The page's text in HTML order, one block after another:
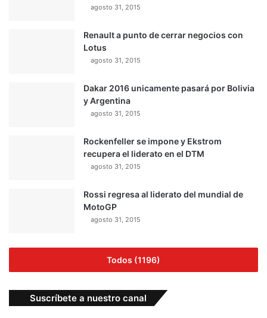
agosto 31, 2015
Renault a punto de cerrar negocios con
Lotus
agosto 31, 2015
Dakar 2016 unicamente pasará por Bolivia
y Argentina
agosto 31, 2015
Rockenfeller se impone y Ekstrom
recupera el liderato en el DTM
agosto 31, 2015
Rossi regresa al liderato del mundial de
MotoGP
agosto 31, 2015
Todos (1196)
Suscríbete a nuestro canal